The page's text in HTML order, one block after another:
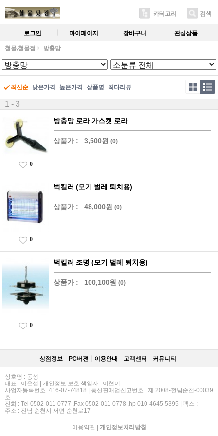
카테고리 검색
로그인 마이페이지 장바구니 관심상품
철물,철물점 방충망
최신순 낮은가격 높은가격 상품명 최다리뷰
1 - 3
방충망 로라 가스켓 로라
상품가 : 3,500원 (0)
0
벅킬러 (모기 벌레 퇴치용)
상품가 : 48,000원 (0)
0
벅킬러 조명 (모기 벌레 퇴치용)
상품가 : 100,100원 (0)
0
상점정보 PC버젼 이용안내 고객센터 커뮤니티
상호명 : 동성
대표 : 이은섭 | 개인정보 보호 책임자 : 이현이
사업자등록번호 :416-07-74818 | 통신판매업신고번호 : 제 2008-전남순천-00039
호
전화 : Tel 0502-011-0777 ,Fax 0502-011-0778 ,hp 010-4645-5395 | 팩스 :
주소 : 전남 순천시 서면 순천로17
이용약관| 개인정보처리방침